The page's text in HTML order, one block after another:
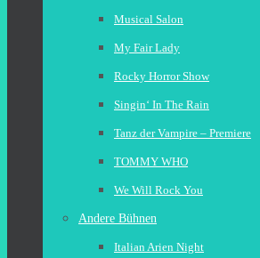
Musical Salon
My Fair Lady
Rocky Horror Show
Singin‘ In The Rain
Tanz der Vampire – Premiere
TOMMY WHO
We Will Rock You
Andere Bühnen
Italian Arien Night